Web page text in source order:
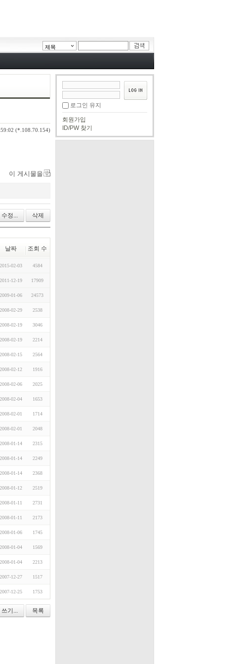
제목
(*.108.70.154)
이 게시물을
수정... 삭제
날짜 조회 수
2015-02-03 4584
2011-12-19 17909
2009-01-06 24573
2008-02-29 2538
2008-02-19 3046
2008-02-19 2214
2008-02-15 2564
2008-02-12 1916
2008-02-06 2025
2008-02-04 1653
2008-02-01 1714
2008-02-01 2048
2008-01-14 2315
2008-01-14 2249
2008-01-14 2368
2008-01-12 2519
2008-01-11 2731
2008-01-11 2173
2008-01-06 1745
2008-01-04 1569
2008-01-04 2213
2007-12-27 1517
2007-12-25 1753
쓰기... 목록
로그인 유지
회원가입
ID/PW 찾기